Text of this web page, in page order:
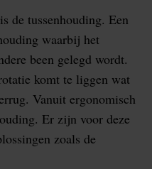
de tussenhouding. Een
waarbij het
been gelegd wordt.
komt te liggen wat
Vanuit ergonomisch
Er zijn voor deze
zoals de